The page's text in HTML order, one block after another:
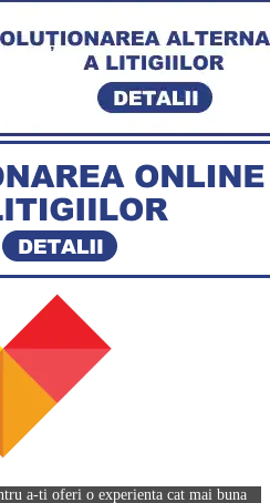
a-ti oferi o experienta cat mai buna